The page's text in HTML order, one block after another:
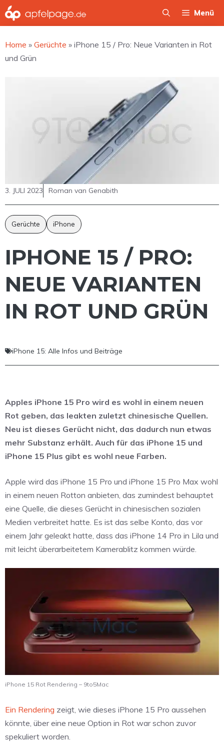
Zum
Inhalt
Menü
Home » Gerüchte » iPhone 15 / Pro: Neue Varianten in Rot
und Grün
3. JULI 2023 Roman van Genabith
Gerüchte iPhone
IPHONE 15 / PRO:
NEUE VARIANTEN
IN ROT UND GRÜN
iPhone 15: Alle Infos und Beiträge
Apples iPhone 15 Pro wird es wohl in einem neuen
Rot geben, das leakten zuletzt chinesische Quellen.
Neu ist dieses Gerücht nicht, das dadurch nun etwas
mehr Substanz erhält. Auch für das iPhone 15 und
iPhone 15 Plus gibt es wohl neue Farben.
Apple wird das iPhone 15 Pro und iPhone 15 Pro Max wohl
in einem neuen Rotton anbieten, das zumindest behauptet
eine Quelle, die dieses Gerücht in chinesischen sozialen
Medien verbreitet hatte. Es ist das selbe Konto, das vor
einem Jahr geleakt hatte, dass das iPhone 14 Pro in Lila und
mit leicht überarbeitetem Kamerablitz kommen würde.
iPhone 15 Rot Rendering – 9to5Mac
Ein Rendering zeigt, wie dieses iPhone 15 Pro aussehen
könnte, über eine neue Option in Rot war schon zuvor
spekuliert worden.